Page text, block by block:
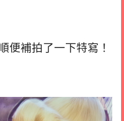
便補拍了一下特寫！